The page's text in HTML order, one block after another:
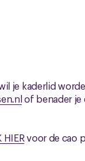
je kaderlid
of benader je
HIERvoor de cao